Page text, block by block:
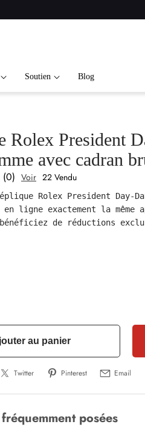
Soutien Blog
Rolex President
avec cadran
(0) Voir 22 Vendu
Rolex President Day-
en ligne exactement la même
au panier
Twitter Pinterest Email
posées